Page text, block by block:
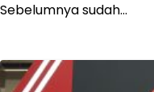
Sebelumnya sudah…